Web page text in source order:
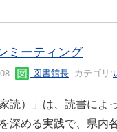
ミーティング
図書館長 カテゴリ:
読）」は、読書によ
深める実践で、県内